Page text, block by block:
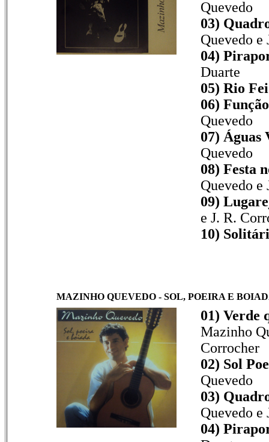
Quevedo
03)
Quevedo e
04)
Duarte
05) Rio
06)
Quevedo
07) Águas
Quevedo
08) Festa
Quevedo e
09)
e J. R.
10)
MAZINHO QUEVEDO - SOL, POEIRA E
01) Verde
Mazinho
Corrocher
02) Sol
Quevedo
03)
Quevedo e
04)